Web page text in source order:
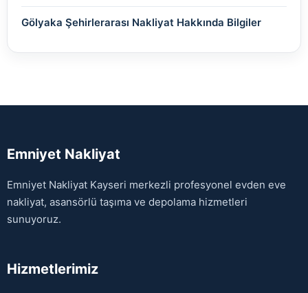
Gölyaka Şehirlerarası Nakliyat Hakkında Bilgiler
Emniyet Nakliyat
Emniyet Nakliyat Kayseri merkezli profesyonel evden eve
nakliyat, asansörlü taşıma ve depolama hizmetleri
sunuyoruz.
Hizmetlerimiz